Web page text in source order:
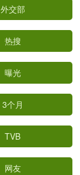
外交部
热搜
曝光
3个月
TVB
网友